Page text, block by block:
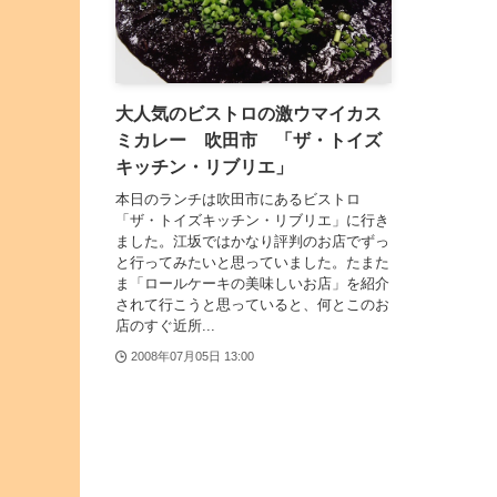
大人気のビストロの激ウマイカス
ミカレー 吹田市 「ザ・トイズ
キッチン・リブリエ」
本日のランチは吹田市にあるビストロ
「ザ・トイズキッチン・リブリエ」に行き
ました。江坂ではかなり評判のお店でずっ
と行ってみたいと思っていました。たまた
ま「ロールケーキの美味しいお店」を紹介
されて行こうと思っていると、何とこのお
店のすぐ近所...
2008年07月05日 13:00